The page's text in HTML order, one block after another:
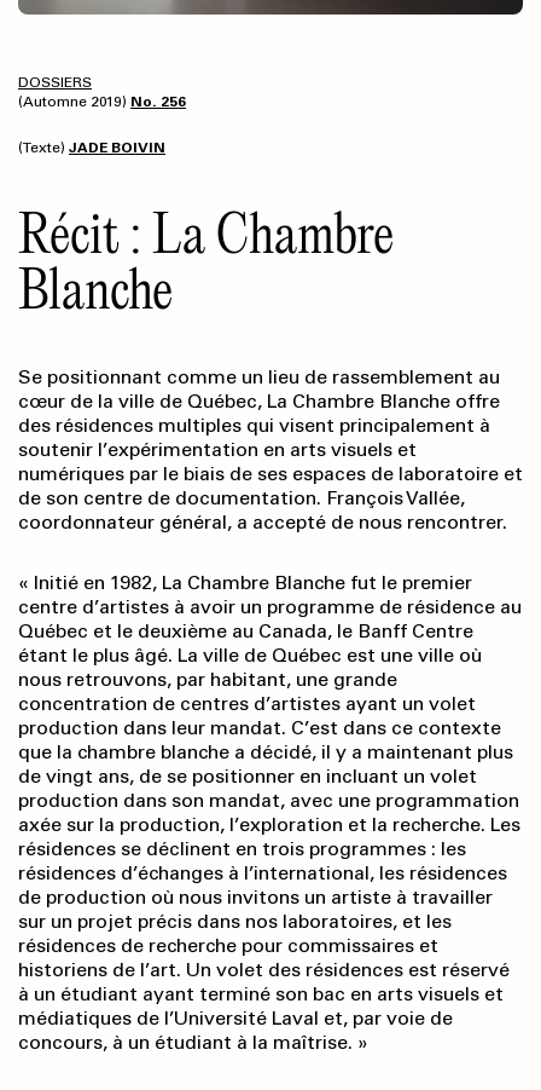
DOSSIERS
(Automne 2019) No. 256
(Texte) JADE BOIVIN
Récit : La Chambre
Blanche
Se positionnant comme un lieu de rassemblement au
cœur de la ville de Québec, La Chambre Blanche offre
des résidences multiples qui visent principalement à
soutenir l’expérimentation en arts visuels et
numériques par le biais de ses espaces de laboratoire et
de son centre de documentation. François Vallée,
coordonnateur général, a accepté de nous rencontrer.
« Initié en 1982, La Chambre Blanche fut le premier
centre d’artistes à avoir un programme de résidence au
Québec et le deuxième au Canada, le Banff Centre
étant le plus âgé. La ville de Québec est une ville où
nous retrouvons, par habitant, une grande
concentration de centres d’artistes ayant un volet
production dans leur mandat. C’est dans ce contexte
que la chambre blanche a décidé, il y a maintenant plus
de vingt ans, de se positionner en incluant un volet
production dans son mandat, avec une programmation
axée sur la production, l’exploration et la recherche. Les
résidences se déclinent en trois programmes : les
résidences d’échanges à l’international, les résidences
de production où nous invitons un artiste à travailler
sur un projet précis dans nos laboratoires, et les
résidences de recherche pour commissaires et
historiens de l’art. Un volet des résidences est réservé
à un étudiant ayant terminé son bac en arts visuels et
médiatiques de l’Université Laval et, par voie de
concours, à un étudiant à la maîtrise. »